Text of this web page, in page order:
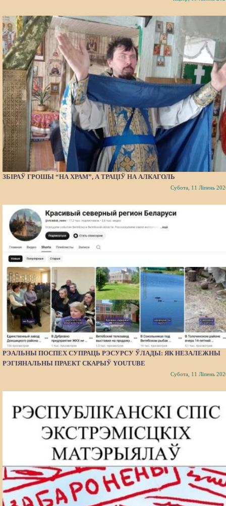
ЗБІРАЎ ГРОШЫ “НА ХРАМ”, А ТРАЦІЎ НА АЛКАГОЛЬ
Субота, 11 Ліпень
РЭАЛЬНЫ ПОСПЕХ СУПРАЦЬ РЭСУРСУ ЎЛАДЫ: ЯК НЕЗАЛЕЖНЫ
РЭГІЯНАЛЬНЫ ПРАЕКТ СКАРЫЎ YOUTUBE
Субота, 11 Ліпень